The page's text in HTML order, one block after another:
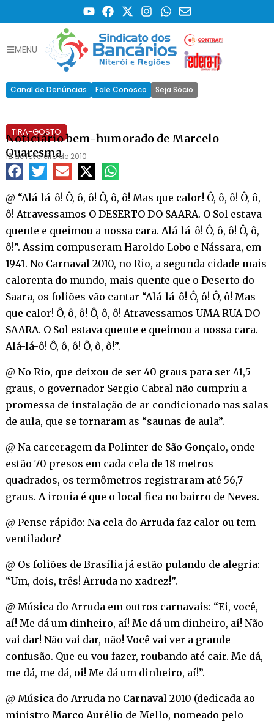
MENU
Canal de Denúncias Fale Conosco Seja Sócio
TIRA-GOSTO
Noticiário bem-humorado de Marcelo
Quaresma
12 de fevereiro de 2010
@ “Alá-lá-ô! Ô, ô, ô! Ô, ô, ô! Mas que calor! Ô, ô, ô! Ô, ô,
ô! Atravessamos O DESERTO DO SAARA. O Sol estava
quente e queimou a nossa cara. Alá-lá-ô! Ô, ô, ô! Ô, ô,
ô!”. Assim compuseram Haroldo Lobo e Nássara, em
1941. No Carnaval 2010, no Rio, a segunda cidade mais
calorenta do mundo, mais quente que o Deserto do
Saara, os foliões vão cantar “Alá-lá-ô! Ô, ô! Ô, ô! Mas
que calor! Ô, ô, ô! Ô, ô, ô! Atravessamos UMA RUA DO
SAARA. O Sol estava quente e queimou a nossa cara.
Alá-lá-ô! Ô, ô, ô! Ô, ô, ô!”.
@ No Rio, que deixou de ser 40 graus para ser 41,5
graus, o governador Sergio Cabral não cumpriu a
promessa de instalação de ar condicionado nas salas
de aula, que se tornaram as “saunas de aula”.
@ Na carceragem da Polinter de São Gonçalo, onde
estão 70 presos em cada cela de 18 metros
quadrados, os termômetros registraram até 56,7
graus. A ironia é que o local fica no bairro de Neves.
@ Pense rápido: Na cela do Arruda faz calor ou tem
ventilador?
@ Os foliões de Brasília já estão pulando de alegria:
“Um, dois, três! Arruda no xadrez!”.
@ Música do Arruda em outros carnavais: “Ei, você,
aí! Me dá um dinheiro, aí! Me dá um dinheiro, aí! Não
vai dar! Não vai dar, não! Você vai ver a grande
confusão. Que eu vou fazer, roubando até cair. Me dá,
me dá, me dá, oi! Me dá um dinheiro, aí!”.
@ Música do Arruda no Carnaval 2010 (dedicada ao
ministro Marco Aurélio de Mello, nomeado pelo